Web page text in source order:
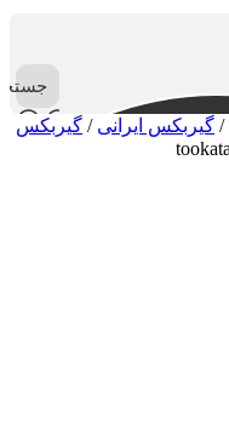
/ گیربکس ایرانی / گیربکس